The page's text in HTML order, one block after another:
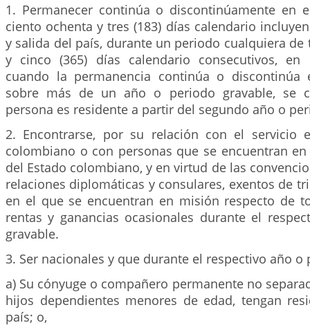
1. Permanecer continúa o discontinúamente en
ciento ochenta y tres (183) días calendario
y salida del país, durante un periodo cualquiera de
y cinco (365) días calendario consecutivos,
cuando la permanencia continúa o discontinúa
sobre más de un año o periodo gravable, se
persona es residente a partir del segundo año o
2. Encontrarse, por su relación con el servicio
colombiano o con personas que se encuentran
del Estado colombiano, y en virtud de las
relaciones diplomáticas y consulares, exentos de
en el que se encuentran en misión respecto de
rentas y ganancias ocasionales durante el
gravable.
3. Ser nacionales y que durante el respectivo año o
a) Su cónyuge o compañero permanente no
hijos dependientes menores de edad, tengan
país; o,